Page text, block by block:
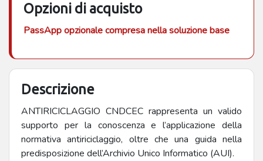
Opzioni di acquisto
PassApp opzionale compresa nella soluzione base
Descrizione
ANTIRICICLAGGIO CNDCEC rappresenta un valido
supporto per la conoscenza e l’applicazione della
normativa antiriciclaggio, oltre che una guida nella
predisposizione dell’Archivio Unico Informatico (AUI).